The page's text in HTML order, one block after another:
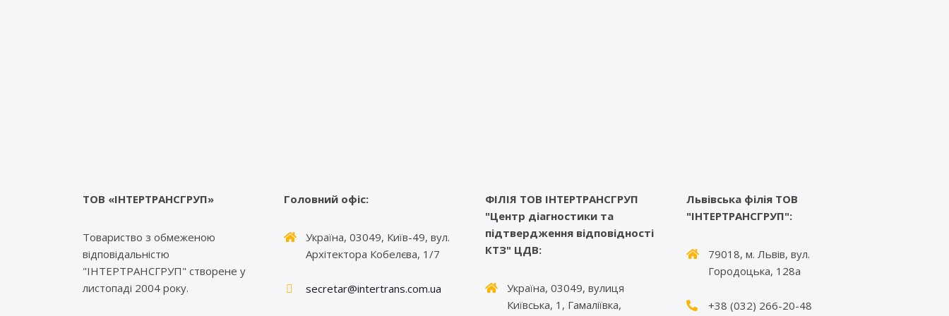
ТОВ «ІНТЕРТРАНСГРУП»
Товариство з обмеженою
відповідальністю
"ІНТЕРТРАНСГРУП" створене у
листопаді 2004 року.
Головний офіс:
Україна, 03049, Київ-49, вул.
Архітектора Кобелєва, 1/7
secretar@intertrans.com.ua
ФІЛІЯ ТОВ ІНТЕРТРАНСГРУП
"Центр діагностики та
підтвердження відповідності
КТЗ" ЦДВ:
Україна, 03049, вулиця
Київська, 1, Гамаліївка,
Львівська філія ТОВ
"ІНТЕРТРАНСГРУП":
79018, м. Львів, вул.
Городоцька, 128а
+38 (032) 266-20-48